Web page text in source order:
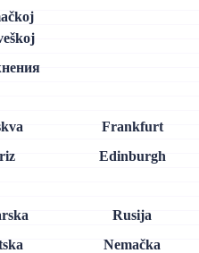
Frankfurt
Edinburgh
Rusija
Nemačka